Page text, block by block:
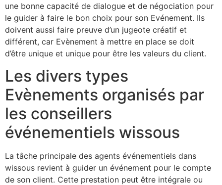
une bonne capacité de dialogue et de négociation pour
le guider à faire le bon choix pour son Evénement. Ils
doivent aussi faire preuve d’un jugeote créatif et
différent, car Evènement à mettre en place se doit
d’être unique et unique pour être les valeurs du client.
Les divers types
Evènements organisés par
les conseillers
événementiels wissous
La tâche principale des agents événementiels dans
wissous revient à guider un événement pour le compte
de son client. Cette prestation peut être intégrale ou